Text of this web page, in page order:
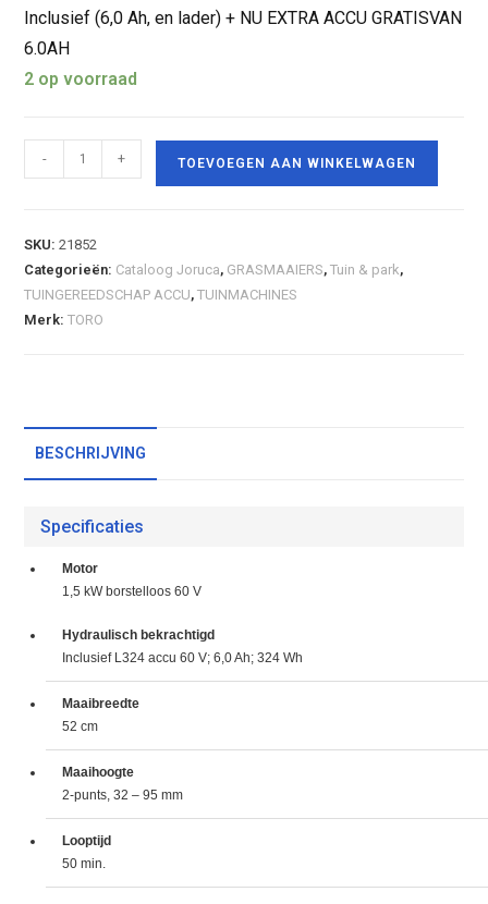
Inclusief (6,0 Ah, en lader) + NU EXTRA ACCU GRATISVAN
6.0AH
2 op voorraad
- + TOEVOEGEN AAN WINKELWAGEN
SKU:21852
Categorieën: Cataloog Joruca, GRASMAAIERS,Tuin & park,
TUINGEREEDSCHAP ACCU,TUINMACHINES
Merk:TORO
BESCHRIJVING
Specificaties
Motor
1,5 kW borstelloos 60 V
Hydraulisch bekrachtigd
Inclusief L324 accu 60 V; 6,0 Ah; 324 Wh
Maaibreedte
52 cm
Maaihoogte
2-punts, 32 – 95 mm
Looptijd
50 min.